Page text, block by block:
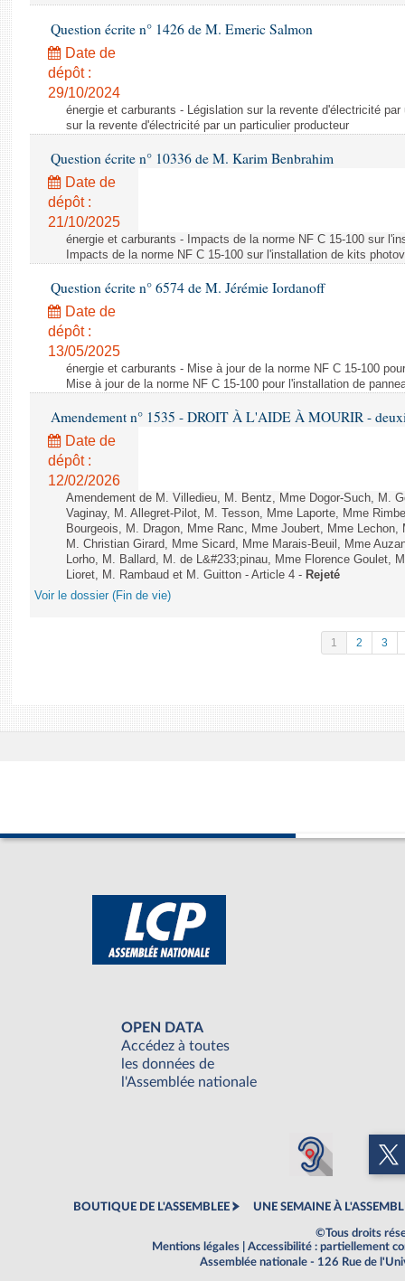
Question écrite n° 1426 de M. Emeric Salmon
Date de
dépôt :
29/10/2024
énergie et carburants - Législation sur la revente d'électricité
sur la revente d'électricité par un particulier producteur
Question écrite n° 10336 de M. Karim Benbrahim
Date de
dépôt :
21/10/2025
énergie et carburants - Impacts de la norme NF C 15-100 sur
Impacts de la norme NF C 15-100 sur l'installation de kits
Question écrite n° 6574 de M. Jérémie Iordanoff
Date de
dépôt :
13/05/2025
énergie et carburants - Mise à jour de la norme NF C 15-100
Mise à jour de la norme NF C 15-100 pour l'installation de
Amendement n° 1535 - DROIT À L'AIDE À MOURIR -
Date de
dépôt :
12/02/2026
Amendement de M. Villedieu, M. Bentz, Mme Dogor-Such, M.
Vaginay, M. Allegret-Pilot, M. Tesson, Mme Laporte, Mme
Bourgeois, M. Dragon, Mme Ranc, Mme Joubert, Mme
M. Christian Girard, Mme Sicard, Mme Marais-Beuil, Mme
Lorho, M. Ballard, M. de L&#233;pinau, Mme Florence Goulet,
Lioret, M. Rambaud et M. Guitton - Article 4 - Rejeté
Voir le dossier (Fin de vie)
1 2 3
OPEN DATA
Accédez à toutes
les données de
l'Assemblée nationale
BOUTIQUE DE L'ASSEMBLEE UNE SEMAINE À
©Tous droits
Mentions légales
Accessibilité : partiellement
Assemblée nationale - 126 Rue de